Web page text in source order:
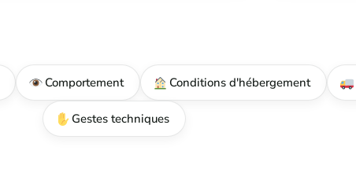
Comportement Conditions d'hébergement
Gestes techniques